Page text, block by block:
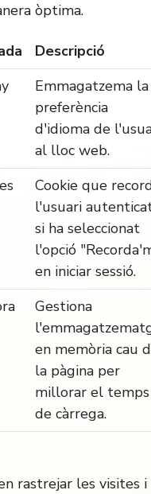
òptima.
Descripció
Emmagatzema la
preferència
d'idioma de
al lloc web.
Cookie que
l'usuari
si ha seleccionat
l'opció
en iniciar sessió.
Gestiona
en memòria cau
la pàgina per
millorar el temps
de càrrega.
rastrejar les visites i